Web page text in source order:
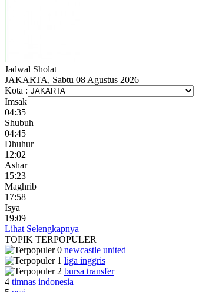
Jadwal Sholat
JAKARTA, Sabtu 08 Agustus 2026
Kota :
Imsak
04:35
Shubuh
04:45
Dhuhur
12:02
Ashar
15:23
Maghrib
17:58
Isya
19:09
Lihat Selengkapnya
TOPIK TERPOPULER
newcastle united
liga inggris
bursa transfer
4 timnas indonesia